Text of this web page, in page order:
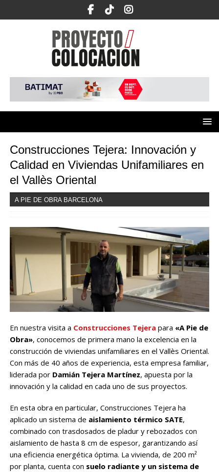
Construcciones Tejera: Innovación y
Calidad en Viviendas Unifamiliares en
el Vallès Oriental
A PIE DE OBRA BARCELONA
En nuestra visita a Construcciones Tejera para «A Pie de
Obra», conocemos de primera mano la excelencia en la
construcción de viviendas unifamiliares en el Vallès Oriental.
Con más de 40 años de experiencia, esta empresa familiar,
liderada por Damián Tejera Martínez, apuesta por la
innovación y la calidad en cada uno de sus proyectos.
En esta obra en particular, Construcciones Tejera ha
aplicado un sistema de aislamiento térmico SATE,
combinado con trasdosados de pladur y rebozados con
aislamiento de hasta 8 cm de espesor, garantizando así
una eficiencia energética óptima. La vivienda, de 200 m²
por planta, cuenta con suelo radiante y un sistema de